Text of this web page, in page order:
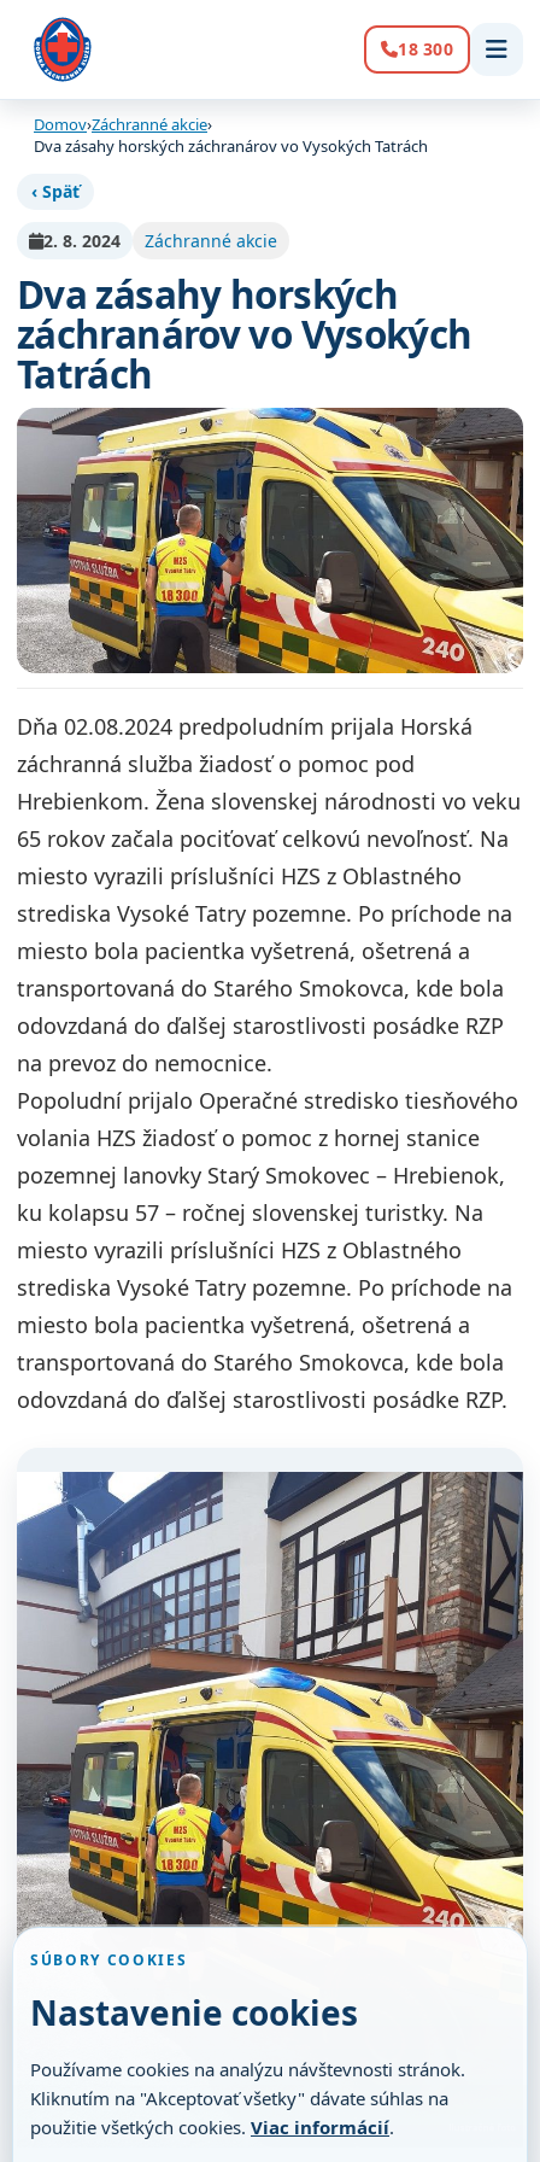
Volanie:
18 300
Domov›Záchranné akcie›
Dva zásahy horských záchranárov vo Vysokých Tatrách
‹ Späť
2. 8. 2024 Záchranné akcie
Dva zásahy horských
záchranárov vo Vysokých
Tatrách
Dňa 02.08.2024 predpoludním prijala Horská
záchranná služba žiadosť o pomoc pod
Hrebienkom. Žena slovenskej národnosti vo veku
65 rokov začala pociťovať celkovú nevoľnosť. Na
miesto vyrazili príslušníci HZS z Oblastného
strediska Vysoké Tatry pozemne. Po príchode na
miesto bola pacientka vyšetrená, ošetrená a
transportovaná do Starého Smokovca, kde bola
odovzdaná do ďalšej starostlivosti posádke RZP
na prevoz do nemocnice.
Popoludní prijalo Operačné stredisko tiesňového
volania HZS žiadosť o pomoc z hornej stanice
pozemnej lanovky Starý Smokovec – Hrebienok,
ku kolapsu 57 – ročnej slovenskej turistky. Na
miesto vyrazili príslušníci HZS z Oblastného
strediska Vysoké Tatry pozemne. Po príchode na
miesto bola pacientka vyšetrená, ošetrená a
transportovaná do Starého Smokovca, kde bola
odovzdaná do ďalšej starostlivosti posádke RZP.
SÚBORY COOKIES
Nastavenie cookies
Používame cookies na analýzu návštevnosti stránok.
Kliknutím na "Akceptovať všetky" dávate súhlas na
použitie všetkých cookies. Viac informácií.